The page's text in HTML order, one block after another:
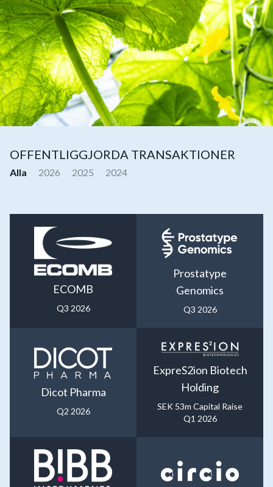
OFFENTLIGGJORDA TRANSAKTIONER
Alla 2026 2025 2024
ECOMB
Q3 2026
Prostatype
Genomics
Q3 2026
Dicot Pharma
Q2 2026
ExpreS2ion Biotech
Holding
SEK 53m Capital Raise
Q1 2026